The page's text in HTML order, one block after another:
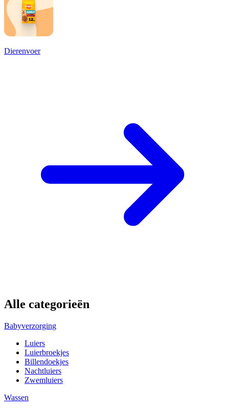
Dierenvoer
Alle categorieën
Babyverzorging
Luiers
Luierbroekjes
Billendoekjes
Nachtluiers
Zwemluiers
Wassen